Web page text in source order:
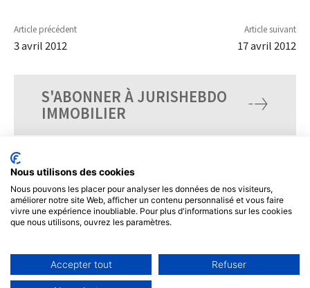
Article précédent
3 avril 2012
Article suivant
17 avril 2012
S'ABONNER À JURISHEBDO
IMMOBILIER
Nous utilisons des cookies
Nous pouvons les placer pour analyser les données de nos visiteurs,
améliorer notre site Web, afficher un contenu personnalisé et vous faire
vivre une expérience inoubliable. Pour plus d'informations sur les cookies
que nous utilisons, ouvrez les paramètres.
Accepter tout Refuser